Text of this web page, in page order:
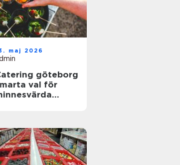
maj 2026
göteborg
val för